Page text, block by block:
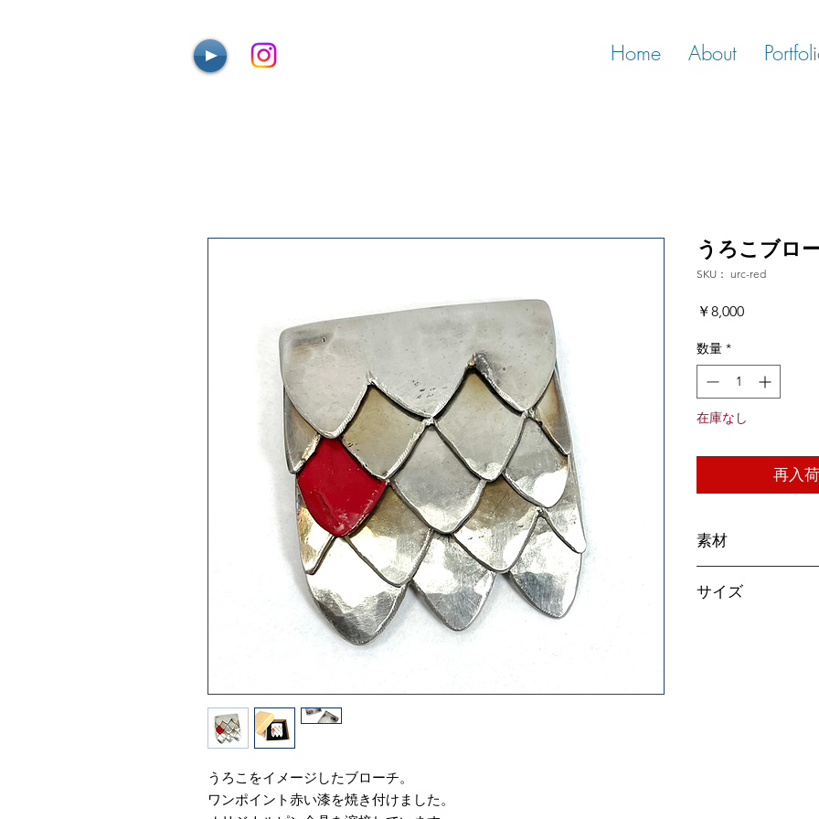
Home About
うろこをイメージしたブローチ。
ワンポイント赤い漆を焼き付けました。
うろこブロ
SKU： urc-red
￥8,000価
数量 *
在庫なし
再入
素材
サイズ